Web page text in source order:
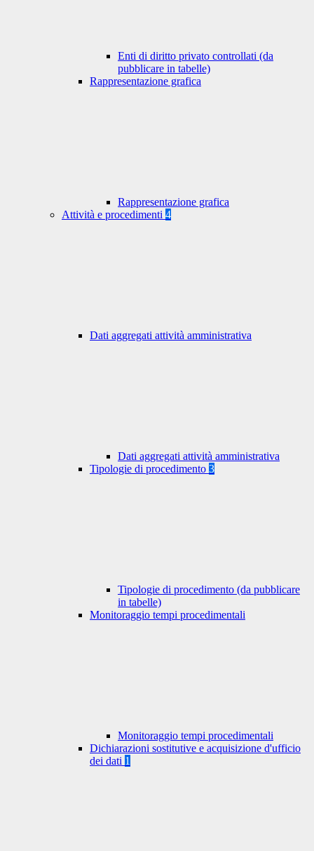
Enti di diritto privato controllati (da
pubblicare in tabelle)
Rappresentazione grafica
Rappresentazione grafica
Attività e procedimenti 4
Dati aggregati attività amministrativa
Dati aggregati attività amministrativa
Tipologie di procedimento 3
Tipologie di procedimento (da pubblicare
in tabelle)
Monitoraggio tempi procedimentali
Monitoraggio tempi procedimentali
Dichiarazioni sostitutive e acquisizione d'ufficio
dei dati 1